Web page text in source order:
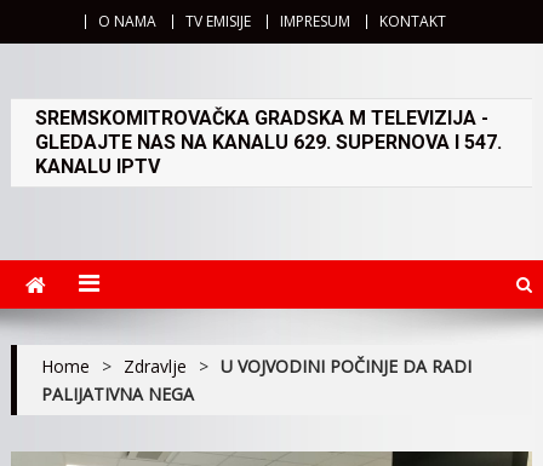
O NAMA TV EMISIJE IMPRESUM KONTAKT
SREMSKOMITROVAČKA GRADSKA M TELEVIZIJA -
GLEDAJTE NAS NA KANALU 629. SUPERNOVA I 547.
KANALU IPTV
Home > Zdravlje > U VOJVODINI POČINJE DA RADI
PALIJATIVNA NEGA